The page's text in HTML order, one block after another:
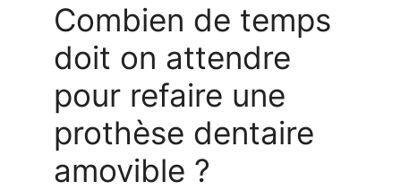
Combien de temps
doit on attendre
pour refaire une
prothèse dentaire
amovible ?